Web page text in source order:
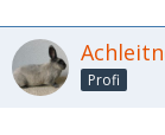
Die besten
Großsilber gelb,
Große Siamesen
Profi